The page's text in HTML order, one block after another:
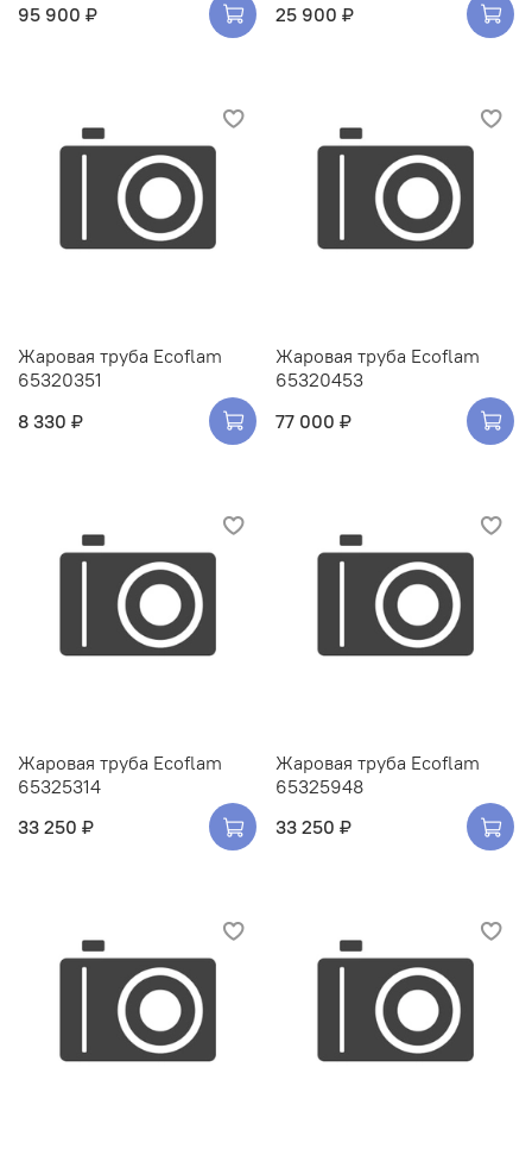
95 900 ₽
25 900 ₽
Жаровая труба Ecoflam
65320351
8 330 ₽
Жаровая труба Ecoflam
65320453
77 000 ₽
Жаровая труба Ecoflam
65325314
33 250 ₽
Жаровая труба Ecoflam
65325948
33 250 ₽